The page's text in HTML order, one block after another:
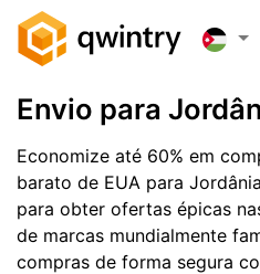
Envio para
Economize até 60% em
barato de EUA para
para obter ofertas épicas
de marcas mundialmente
compras de forma segura